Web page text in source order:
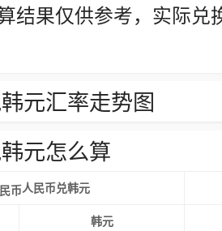
结果仅供参考，实际
元汇率走势图
元怎么算
人民币兑韩元
韩元